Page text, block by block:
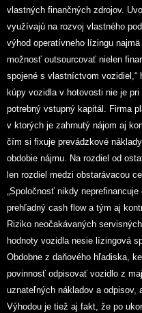
vlastných finančných zdrojov.
využívajú na rozvoj vlastného
výhod operatívneho lízingu
možnosť outsourcovať nielen
spojené s vlastníctvom vozidiel,“
kúpy vozidla v hotovosti nie je
potrebný vstupný kapitál. Firma
v ktorých je zahrnutý nájom aj
čím si fixuje prevádzkové
obdobie nájmu. Na rozdiel od
len rozdiel medzi obstarávacou
„Spoločnosť nikdy
prehľadný cash flow a tým aj
Riziko neočakávaných
hodnoty vozidla nesie lízingová
Obdobne z daňového hľadiska,
povinnosť odpisovať vozidlo z
uznateľných nákladov a odpisov,
Výhodou je tiež aj fakt, že po